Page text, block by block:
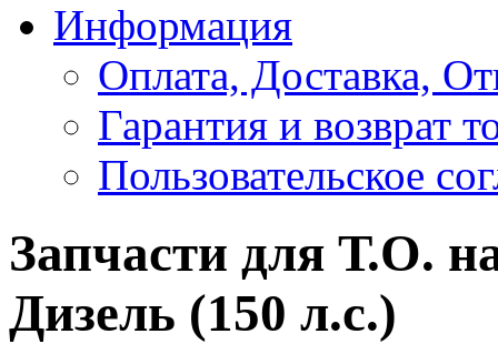
Информация
Оплата, Доставка,
Гарантия и возврат
Пользовательское
Запчасти для Т.О.
Дизель (150 л.с.)